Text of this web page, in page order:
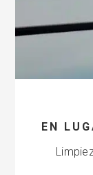
EN